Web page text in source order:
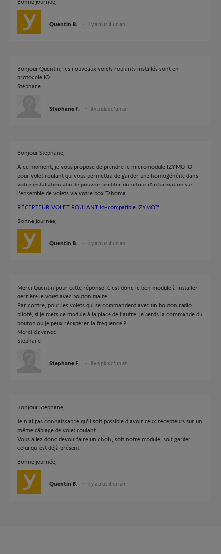
Bonne journée,
Quentin B. il y a plus d'un an
Bonjour Quentin, les nouveaux volets roulants installés sont en
protocole IO.
Stéphane
Stephane F. il y a plus d'un an
Bonjour Stephane,
A ce moment, je vous propose de prendre le micromodule IZYMO IO
pour volet roulant qui vous permettra de garder une homogénéité dans
votre installation afin de pouvoir profiter du retour d'information sur
l'ensemble de volets via votre box Tahoma :
RÉCEPTEUR VOLET ROULANT io-compatible IZYMO™
Bonne journée,
Quentin B. il y a plus d'un an
Merci Quentin pour cette réponse. C’est donc le bon module à installer
derrière le volet avec bouton filaire.
Par contre, pour les volets qui se commandent avec un bouton radio
piloté, si je mets ce module à la place de l’autre, je perds la commande du
bouton ou je peux récupérer la fréquence ?
Merci d’avance
Stephane
Stephane F. il y a plus d'un an
Bonjour Stephane,
Je n'ai pas connaissance qu'il soit possible d'avoir deux récepteurs sur un
même câblage de volet roulant.
Vous allez donc devoir faire un choix, soit notre module, soit garder
celui qui est déjà présent.
Bonne journée,
Quentin B. il y a plus d'un an